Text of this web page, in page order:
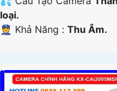
loại.
️👮 Khả Năng :Thu Âm.